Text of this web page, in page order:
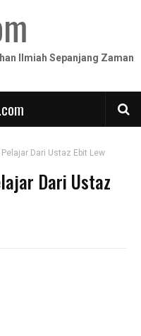
Ilmiah Sepanjang Zaman
Dari Ustaz Ebit Lew
Dari Ustaz